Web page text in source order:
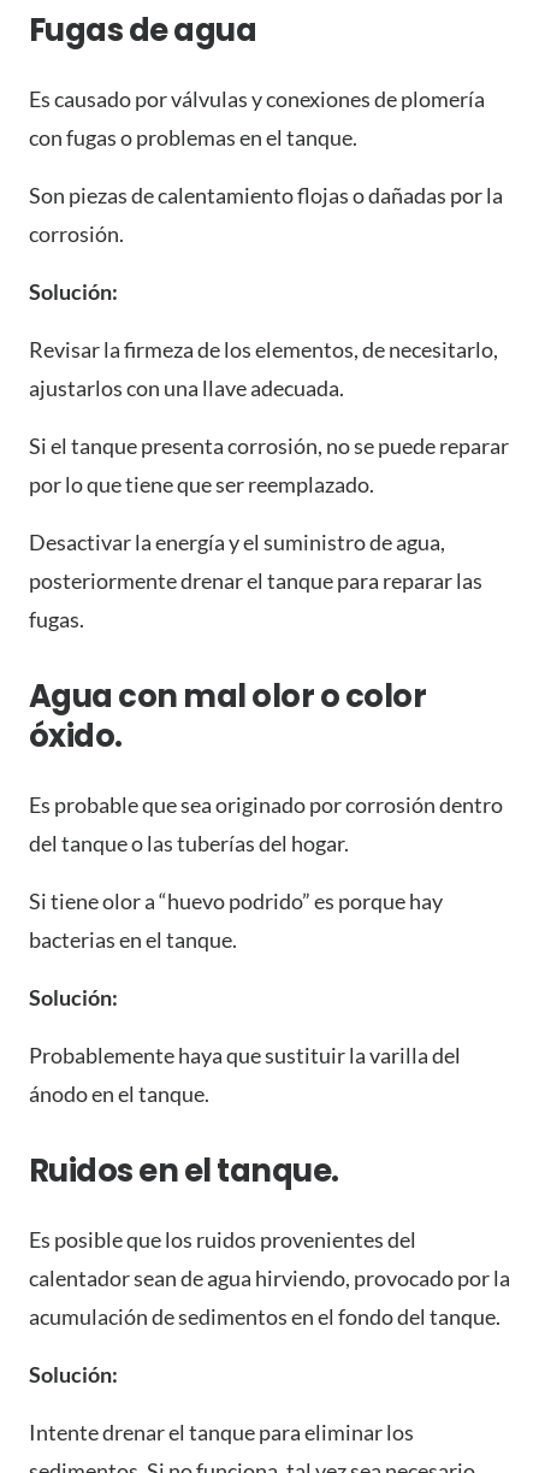
Fugas de agua
Es causado por válvulas y conexiones de plomería
con fugas o problemas en el tanque.
Son piezas de calentamiento flojas o dañadas por la
corrosión.
Solución:
Revisar la firmeza de los elementos, de necesitarlo,
ajustarlos con una llave adecuada.
Si el tanque presenta corrosión, no se puede reparar
por lo que tiene que ser reemplazado.
Desactivar la energía y el suministro de agua,
posteriormente drenar el tanque para reparar las
fugas.
Agua con mal olor o color
óxido.
Es probable que sea originado por corrosión dentro
del tanque o las tuberías del hogar.
Si tiene olor a “huevo podrido” es porque hay
bacterias en el tanque.
Solución:
Probablemente haya que sustituir la varilla del
ánodo en el tanque.
Ruidos en el tanque.
Es posible que los ruidos provenientes del
calentador sean de agua hirviendo, provocado por la
acumulación de sedimentos en el fondo del tanque.
Solución:
Intente drenar el tanque para eliminar los